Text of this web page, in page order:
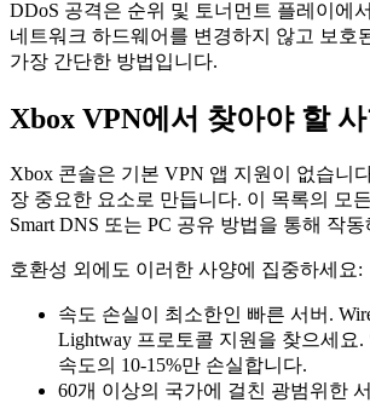
DDoS 공격은 순위 및 토너먼트 플레이에
네트워크 하드웨어를 변경하지 않고 보호
가장 간단한 방법입니다.
Xbox VPN에서 찾아야 할
Xbox 콘솔은 기본 VPN 앱 지원이 없습니
장 중요한 요소로 만듭니다. 이 목록의 모
Smart DNS 또는 PC 공유 방법을 통해 작
호환성 외에도 이러한 사양에 집중하세요:
속도 손실이 최소한인 빠른 서버.
Lightway 프로토콜 지원을 찾으세요
속도의 10-15%만 손실합니다.
60개 이상의 국가에 걸친 광범위한